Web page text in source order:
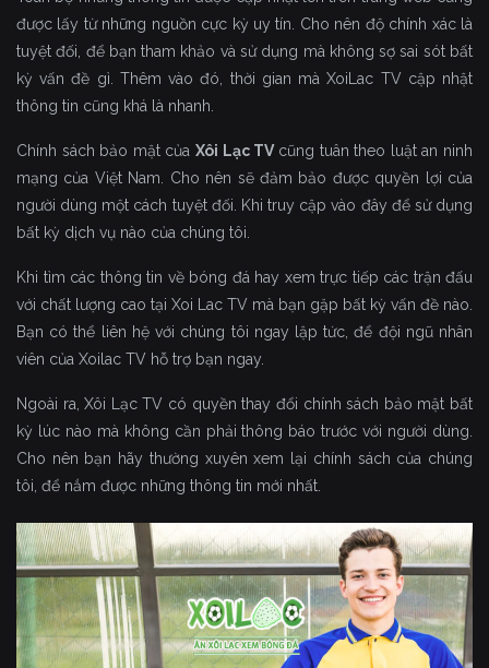
được lấy từ những nguồn cực kỳ uy tín. Cho nên độ chính xác là
tuyệt đối, để bạn tham khảo và sử dụng mà không sợ sai sót bất
kỳ vấn đề gì. Thêm vào đó, thời gian mà XoiLac TV cập nhật
thông tin cũng khá là nhanh.
Chính sách bảo mật củaXôi Lạc TV cũng tuân theo luật an ninh
mạng của Việt Nam. Cho nên sẽ đảm bảo được quyền lợi của
người dùng một cách tuyệt đối. Khi truy cập vào đây để sử dụng
bất kỳ dịch vụ nào của chúng tôi.
Khi tìm các thông tin về bóng đá hay xem trực tiếp các trận đấu
với chất lượng cao tại Xoi Lac TV mà bạn gặp bất kỳ vấn đề nào.
Bạn có thể liên hệ với chúng tôi ngay lập tức, để đội ngũ nhân
viên của Xoilac TV hỗ trợ bạn ngay.
Ngoài ra, Xôi Lạc TV có quyền thay đổi chính sách bảo mật bất
kỳ lúc nào mà không cần phải thông báo trước với người dùng.
Cho nên bạn hãy thường xuyên xem lại chính sách của chúng
tôi, để nắm được những thông tin mới nhất.